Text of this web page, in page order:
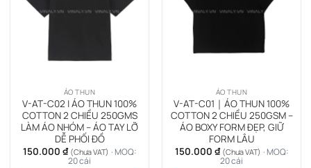
ÁO THUN
V-AT-C02 | ÁO THUN 100%
COTTON 2 CHIỀU 250GMS
LÀM ÁO NHÓM – ÁO TAY LỠ
DỄ PHỐI ĐỒ
150.000 ₫ (Chưa VAT) · MOQ:
20 cái
ÁO THUN
V-AT-C01｜ÁO THUN 100%
COTTON 2 CHIỀU 250GSM –
ÁO BOXY FORM ĐẸP, GIỮ
FORM LÂU
150.000 ₫ (Chưa VAT) · MOQ:
20 cái